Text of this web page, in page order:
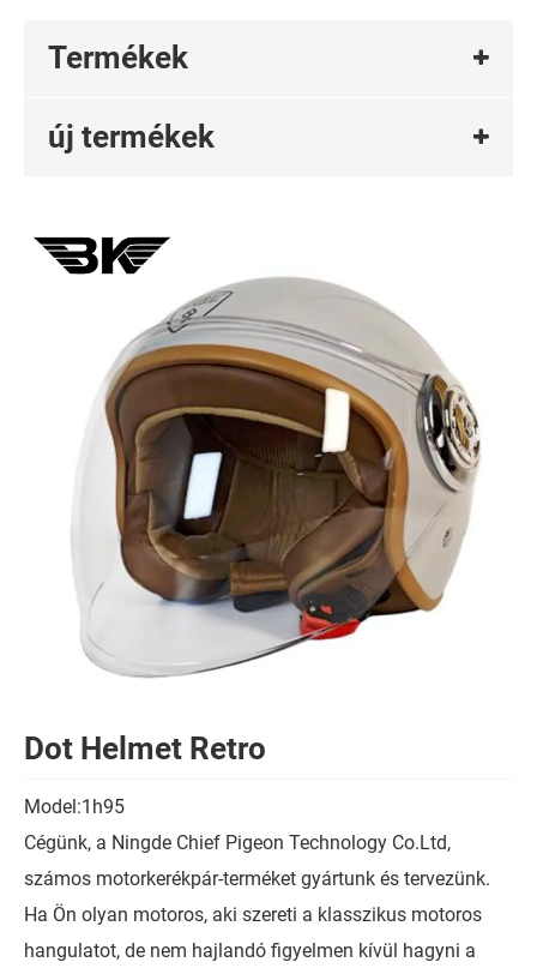
Termékek
új termékek
Dot Helmet Retro
Model:1h95
Cégünk, a Ningde Chief Pigeon Technology Co.Ltd,
számos motorkerékpár-terméket gyártunk és tervezünk.
Ha Ön olyan motoros, aki szereti a klasszikus motoros
hangulatot, de nem hajlandó figyelmen kívül hagyni a